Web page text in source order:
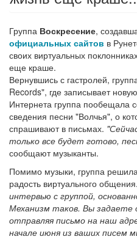
Группа Воскресение,
официальных сайтов в
своих виртуальных
еще краше.
Вернувшись с гастролей,
Records", где записывает
Интернета группа пообещала
сведения песни "Волчья", о
спрашивают в письмах.
только все будет готово,
сообщают музыканты.
Помимо музыки, группа
радость виртуального общения.
интервью с группой,
Механизм таков. Вы задаете
отправляя письмо на наш
начале июня из ваших писем